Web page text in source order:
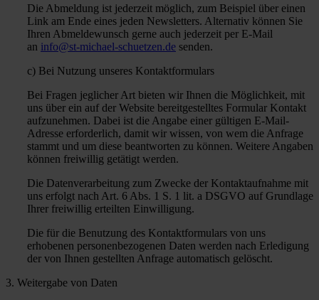
Die Abmeldung ist jederzeit möglich, zum Beispiel über einen
Link am Ende eines jeden Newsletters. Alternativ können Sie
Ihren Abmeldewunsch gerne auch jederzeit per E-Mail
an info@st-michael-schuetzen.de senden.
c) Bei Nutzung unseres Kontaktformulars
Bei Fragen jeglicher Art bieten wir Ihnen die Möglichkeit, mit
uns über ein auf der Website bereitgestelltes Formular Kontakt
aufzunehmen. Dabei ist die Angabe einer gültigen E-Mail-
Adresse erforderlich, damit wir wissen, von wem die Anfrage
stammt und um diese beantworten zu können. Weitere Angaben
können freiwillig getätigt werden.
Die Datenverarbeitung zum Zwecke der Kontaktaufnahme mit
uns erfolgt nach Art. 6 Abs. 1 S. 1 lit. a DSGVO auf Grundlage
Ihrer freiwillig erteilten Einwilligung.
Die für die Benutzung des Kontaktformulars von uns
erhobenen personenbezogenen Daten werden nach Erledigung
der von Ihnen gestellten Anfrage automatisch gelöscht.
3. Weitergabe von Daten